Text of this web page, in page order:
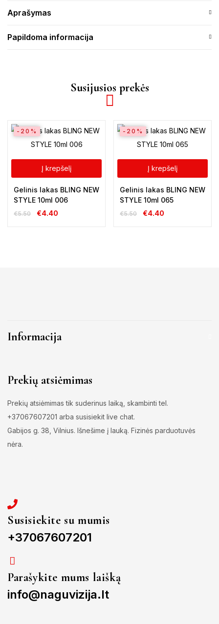
Aprašymas
Papildoma informacija
Susijusios prekės
Į krepšelį
-20%
Gelinis lakas BLING NEW
STYLE 10ml 006
€5.50 €4.40
Į krepšelį
-20%
Gelinis lakas BLING NEW
STYLE 10ml 065
€5.50 €4.40
Informacija
Prekių atsiėmimas
Prekių atsiėmimas tik suderinus laiką, skambinti tel.
+37067607201 arba susisiekit live chat.
Gabijos g. 38, Vilnius. Išnešime į lauką. Fizinės parduotuvės
nėra.
Susisiekite su mumis
+37067607201
Parašykite mums laišką
info@naguvizija.lt